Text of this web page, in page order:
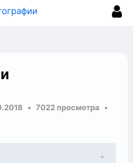
7022 просмотра